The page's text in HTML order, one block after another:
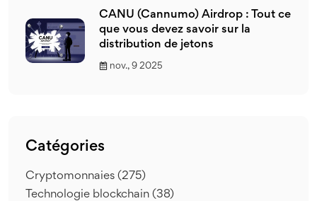
CANU (Cannumo) Airdrop : Tout ce
que vous devez savoir sur la
distribution de jetons
nov., 9 2025
Catégories
Cryptomonnaies (275)
Technologie blockchain (38)